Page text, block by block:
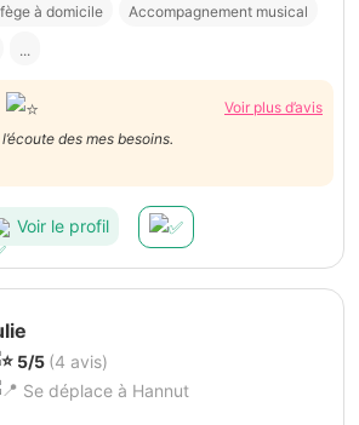
à domicile Accompagnement musical
...
Voir plus d’avis
des mes besoins.
Voir le profil
5/5 (4 avis)
Se déplace à Hannut